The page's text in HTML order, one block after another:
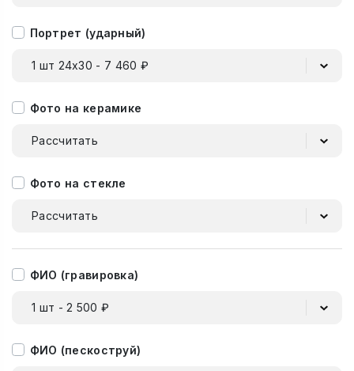
Портрет (ударный)
1 шт 24х30 - 7 460 ₽
Фото на керамике
Рассчитать
Фото на стекле
Рассчитать
ФИО (гравировка)
1 шт - 2 500 ₽
ФИО (пескоструй)